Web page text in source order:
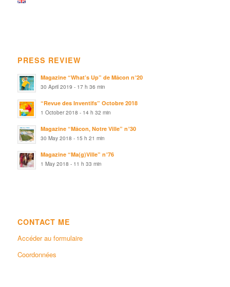
PRESS REVIEW
Magazine “What’s Up” de Mâcon n°20
30 April 2019 - 17 h 36 min
“Revue des Inventifs” Octobre 2018
1 October 2018 - 14 h 32 min
Magazine “Mâcon, Notre Ville” n°30
30 May 2018 - 15 h 21 min
Magazine “Ma(g)Ville” n°76
1 May 2018 - 11 h 33 min
CONTACT ME
Accéder au formulaire
Coordonnées